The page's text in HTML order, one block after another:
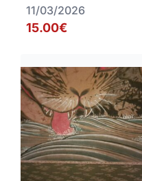
11/03/2026
15.00€